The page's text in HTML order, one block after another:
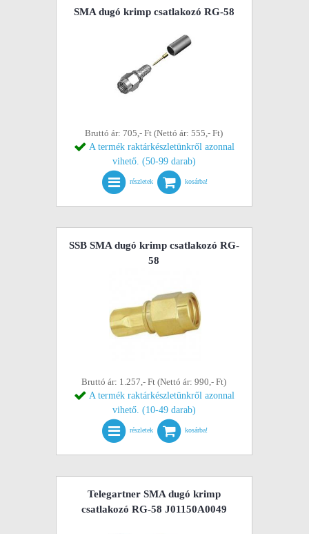
SMA dugó krimp csatlakozó RG-58
Bruttó ár: 705,- Ft (Nettó ár: 555,- Ft)
A termék raktárkészletünkről azonnal
vihető. (50-99 darab)
részletek kosárba!
SSB SMA dugó krimp csatlakozó RG-
58
Bruttó ár: 1.257,- Ft (Nettó ár: 990,- Ft)
A termék raktárkészletünkről azonnal
vihető. (10-49 darab)
részletek kosárba!
Telegartner SMA dugó krimp
csatlakozó RG-58 J01150A0049